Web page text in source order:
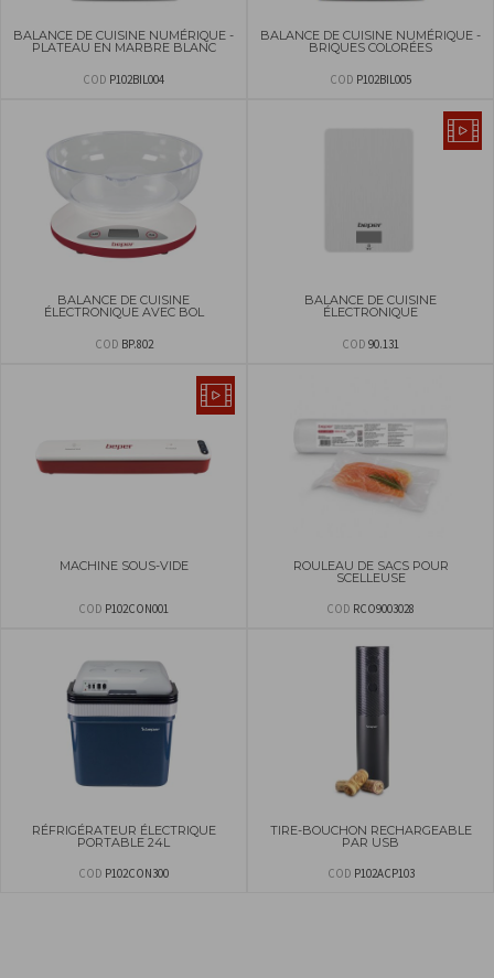
BALANCE DE CUISINE NUMÉRIQUE -
PLATEAU EN MARBRE BLANC
COD P102BIL004
BALANCE DE CUISINE NUMÉRIQUE -
BRIQUES COLORÉES
COD P102BIL005
BALANCE DE CUISINE
ÉLECTRONIQUE AVEC BOL
COD BP.802
BALANCE DE CUISINE
ÉLECTRONIQUE
COD 90.131
MACHINE SOUS-VIDE
COD P102CON001
ROULEAU DE SACS POUR
SCELLEUSE
COD RCO9003028
RÉFRIGÉRATEUR ÉLECTRIQUE
PORTABLE 24L
COD P102CON300
TIRE-BOUCHON RECHARGEABLE
PAR USB
COD P102ACP103